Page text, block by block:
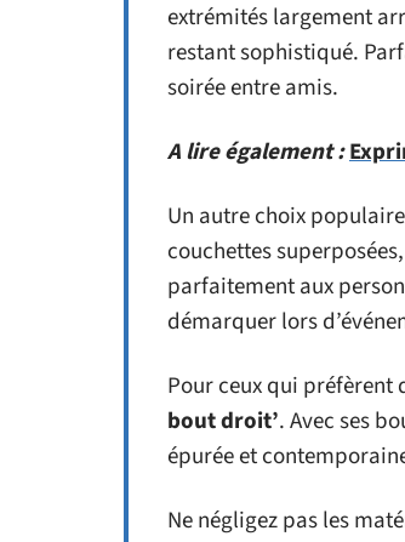
extrémités largement
restant sophistiqué.
soirée entre amis.
A lire également :
Un autre choix
couchettes
parfaitement aux
démarquer lors
Pour ceux qui préfèrent
bout droit’. Avec ses
épurée et
Ne négligez pas les